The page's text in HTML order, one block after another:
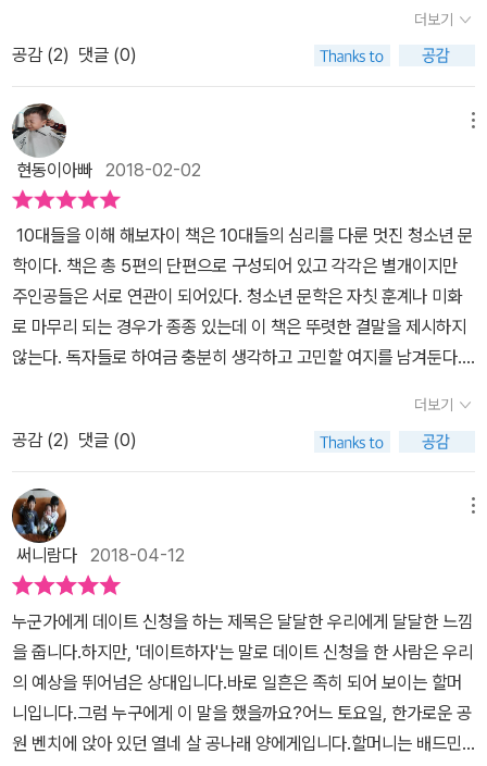
찍어내는 듯한 그곳에서자기의 꿈을 향해, 짝사랑일지라도 , 나아가
봤다는 것이 무척이나 부러웠습니다.뭐. 지금이라도 늦지 않았지만
요!그래도 그 때의 모습이 안스럽게 느껴지기도 하네요.데이트하자!
만남, 설레는 일이지요.똑같이 자기 책상에서 앞만 보고 노트에 적는
것이 아니라다양한 삶의 모습속에서 그렇지, 이런 생각도 할 수 있지!
생각의 폭과 이전보다는 조금 더 이해의 깊이를 더해주는 책청소년소
설집[데이트하자!]였습니다.
정성을 대해서 상대가 왜 상처받았는지 알아가는 게 먼저. 사과는 그
런 다음에 진심으로 다가서는 일이어야 해. 가능하다면 여러번, 그리
고 묻어 버리기 위해서, 먹고 난 종이컵 쓰레기통에 내던져 버리듯이
한 번 쓱 해치우는 행동이 아니라. 『데이트하자!』는 중요하지만, 잊고
있었던 소중한 것들을 상기해주는 소설이다. 사과가 무엇인지, 이웃
으로서 가지는 책임이 무엇인지, 나를 소중하게 여기는 방법이 무엇
인지 등 바쁘게 살아가다 보면 어느 순간 놓쳐버리기 쉬운 것을 꽉 잡
아준다. 특히 학교와 학원 그리고 집을 오가는 학생들이나 바쁜 일상
속에 소중한 무언가를 잃은 것 같은 이들의 마음에 담기면 좋을 이야
기다. 꼭 청소년을 모델로 했기에, 청소년들이 읽기에 좋기에, 청소년
소설로 묶기이지 않았으면 좋겠다. '이제 막 청소년에 들어선 사람이
사람까지도 포함한 소설'이 되었으면 좋겠다. 특히 근래에 학생들 사
이어서 벌어진 사회적 사건들과 조금씩 붙어있는 부분이 눈에 들어왔
고, 마음에 오묘한 감정을 주었다. '어른'이라는 표현이 어색하고 어려
운 난, 해밀의 먹먹한 마음을 읽고, 미안함을 느꼈다. 차가운 바닷물
속에 잠겨 죽음을 맞이해야 했던 아이들의 모습과 동시에 아이와 학
생이라면 미숙한 존재라고 여기며 그들의 말과 생각에 귀기우리지 않
았던 내 모습이 보였다. 돌이켜보면 나 역시 학생인 때가 있었고, 그때
난 '학생이라니까, 어리다니까'라는 이유로 체념하기 바빴다. 이런 나
의 10대 시절과 달리, 이 소설 속 주인공들은 자신이 부당하다고 느낀
것에 대해, 자신이 느끼는 소중한 감정에 대해 무시하지 않고 그 감정
을 느낀다. 방법의 모습은 다섯 명 보다 다른 모습이다. 1인 시위로,
할머니에게 건넨 한마디로, 친동생에게 툭 건넨 말로, 솔직한 고백으
한번쯤은 생각해 볼만한 것들이라 작가의 이야기를 통해 살펴보고 같
이 고민해 보는것도 좋다.제목만큼 가벼운 소설의 분위기와 달리 다
루는 주제들은 별로 가볍지 않다. 오히려 무거운 것도 있다. 그걸 작가
는 그걸 별로 무겁지 않다는 듯 가볍게 담아냈다. 이건 가장 무겁다고
할만한 ‘가출 기록부’도 마찬가지다. 그렇다고해서 경박하다거나 하
지는 않다. 주제의 무거움은 여전하지만 그걸 등장 인물들과 이야기,
그리고 문체를 통해서 무겁지만은 않게, 편하게 읽을 수 있게 있게 잘
쓴 편이다. 그러면서 가볍고 통통튀는 이야기로 재미도 잡았다.주인
공들도 꽤 매력적이다. 특히 여주인공들을 밝고 자신감있게, 그래서
조금은 당돌하게 그렸는데, 그게 밉지않고 귀여워서 보다보면 조금
웃음도 난다. 이렇게 밝고 귀여운 분위기는 청소년 소설이 아니면 보
기 어렵지 않을까 싶다. 덕분에 보는 내내 기분좋게 볼 수 있었다.
더보기
공감 (2) 댓글 (0)
현동이아빠 2018-02-02
10대들을 이해 해보자이 책은 10대들의 심리를 다룬 멋진 청소년 문
학이다. 책은 총 5편의 단편으로 구성되어 있고 각각은 별개이지만
주인공들은 서로 연관이 되어있다. 청소년 문학은 자칫 훈계나 미화
로 마무리 되는 경우가 종종 있는데 이 책은 뚜렷한 결말을 제시하지
않는다. 독자들로 하여금 충분히 생각하고 고민할 여지를 남겨둔다.
고 처한 상황도 다르다. 또한 꿈을 꾸는 이도 있고 방황을 하는 이도
있다. 10대들을 향한 여러 조언과 충고가 있지만 그들의 실정과 동떨
어진 것들도 많이 있다. 수학선생님과의 마찰을 통해 1인 시위를 하는
한의지의 모습을 과연 어떻게 바라볼 것인가? 알츠하이머병을 앓고
있는 할머니를 모시고 살아가는 나수현의 마음을 헤아릴 수 있을까?
공신력에 대한 불신을 경험하고 나서 답답함을 견디지 못해 집을 나
와 바다로 무작정 떠나는 서해밀에게는 무슨 말을 해야 할까? 어린
시절부터 배우의 꿈을 꿨지만 고3이 되어서 고백한 장남을 응원할 수
있을까? 이러한 질문들에 대해 기성세대들은 무슨 답을 할지 내면의
목소리에 귀를 기울이게 만든다.한의지, 공태오, 공나래, 나수현, 차강
주, 해밀, 나재현등 다양한 인문들을 중심으로 이야기는 시작된다. 제
13회 푸른문학상 〈새로운 작가상〉 수상작 「사과를 주세요」는 수학선
더보기
공감 (2) 댓글 (0)
써니람다 2018-04-12
누군가에게 데이트 신청을 하는 제목은 달달한 우리에게 달달한 느낌
을 줍니다.하지만, '데이트하자'는 말로 데이트 신청을 한 사람은 우리
의 예상을 뛰어넘은 상대입니다.바로 일흔은 족히 되어 보이는 할머
니입니다.그럼 누구에게 이 말을 했을까요?어느 토요일, 한가로운 공
원 벤치에 앉아 있던 열네 살 공나래 양에게입니다.할머니는 배드민